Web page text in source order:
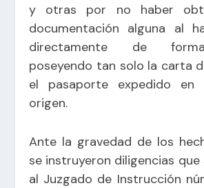
y otras por no haber
documentación alguna al
directamente de
poseyendo tan solo la carta
el pasaporte expedido
origen.
Ante la gravedad de los
se instruyeron diligencias
al Juzgado de Instrucción